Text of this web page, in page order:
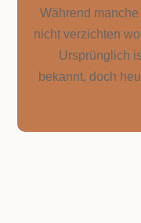
Während
nicht verzichten
Ursprünglich
bekannt, doch